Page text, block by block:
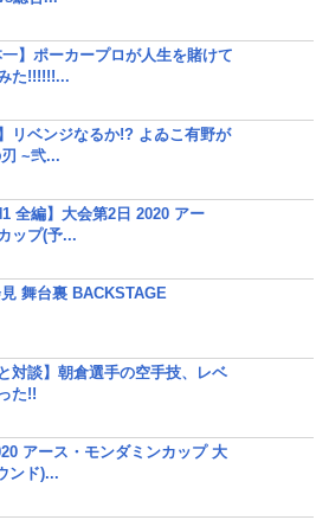
一】ポーカープロが人生を賭けて
た!!!!!!...
リベンジなるか!? よゐこ有野が
~弐...
全編】大会第2日 2020 アー
ップ(予...
舞台裏 BACKSTAGE
対談】朝倉選手の空手技、レベ
た!!
アース・モンダミンカップ 大
ンド)...